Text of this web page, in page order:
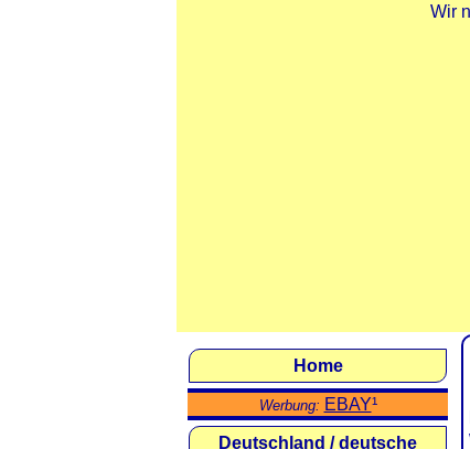
Wir
Home
Werbung: EBAY¹
Deutschland / deutsche